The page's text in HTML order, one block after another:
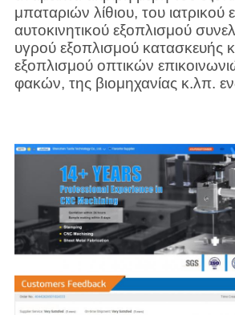
μπαταριών λίθιου, του ιατρικού
αυτοκινητικού εξοπλισμού
υγρού εξοπλισμού κατασκευής
εξοπλισμού οπτικών
φακών, της βιομηχανίας κ.λπ.